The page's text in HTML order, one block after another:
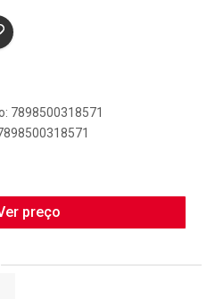
7898500318571
preço